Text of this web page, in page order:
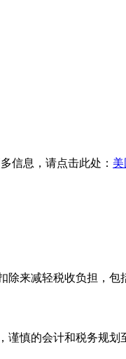
信息，请点击此处：
来减轻税收负担，包
慎的会计和税务规划